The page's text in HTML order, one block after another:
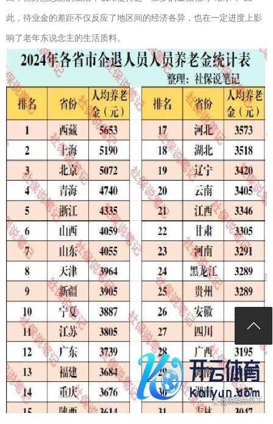
此，待业金的差距不仅反应了地区间的经济各异，也在一定进度上影
响了老年东说念主的生活质料。